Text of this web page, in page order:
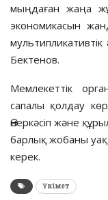
мыңдаған жаңа
экономикасын
Бектенов.
Мемлекеттік
сапалы қолдау
Өнеркәсіп және
барлық жобаны
керек.
Үкімет